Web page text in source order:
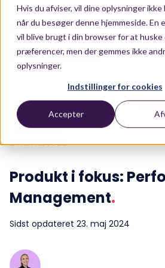
Hvis du afviser, vil dine oplysninger ikke
når du besøger denne hjemmeside. En
vil blive brugt i din browser for at huske
præferencer, men der gemmes ikke
oplysninger.
Indstillinger for cookies
Accepter
CX Ecosystem .
.
Puzzel CX-ecosystem
Vores CX-ecosystem
Integrationer
Løsninger
Retail
Produkter.
.
Contact Centre.
Contact Centre Suite
AI-drevet Oplevelser
Quality Management
Ressourcer.
.
Blog.
Blog
E-bøger og rapporter
ROI Calculator
.
Om os
To blog overview
Products and features
Om Puzzel
2 min læsetid
Produkt i fokus:
Management.
Sidst opdateret 23. maj 2024